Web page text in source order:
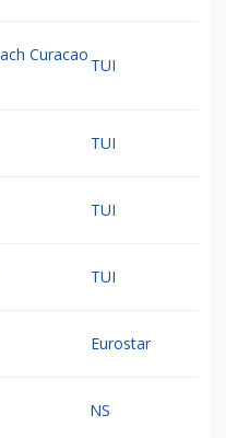
Curacao
TUI
TUI
TUI
TUI
Eurostar
NS